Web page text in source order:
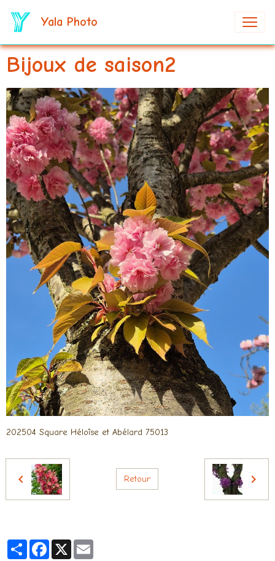
Yala Photo
Bijoux de saison2
202504 Square Héloîse et Abélard 75013
Retour
PartagerFacebook
X